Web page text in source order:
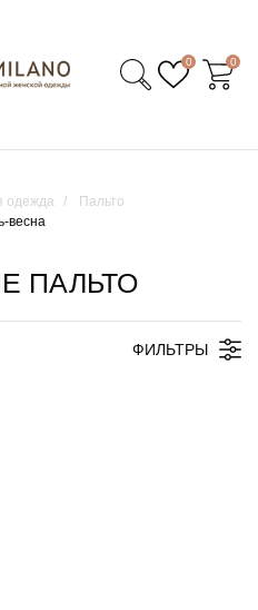
0 0
одежда
Пальто
весна
ПАЛЬТО
ФИЛЬТРЫ